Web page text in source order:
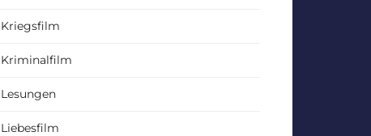
Kriegsfilm
Kriminalfilm
Lesungen
Liebesfilm